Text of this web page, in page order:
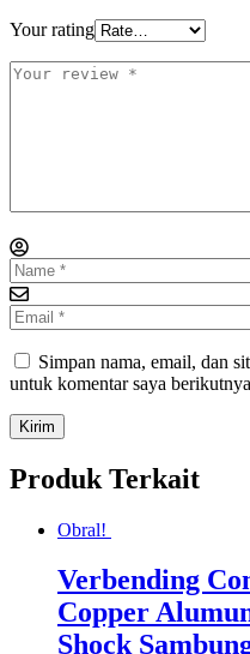
Your rating
Simpan nama, email, dan
untuk komentar saya
Produk Terkait
Obral!
Verbending
Copper
Shock